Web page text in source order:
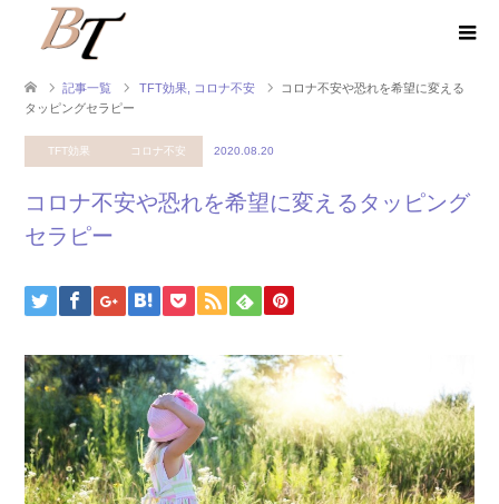
記事一覧 TFT効果 コロナ不安
コロナ不安や恐れを希望に変える
タッピングセラピー
TFT効果 コロナ不安 2020.08.20
コロナ不安や恐れを希望に変えるタッピング
セラピー